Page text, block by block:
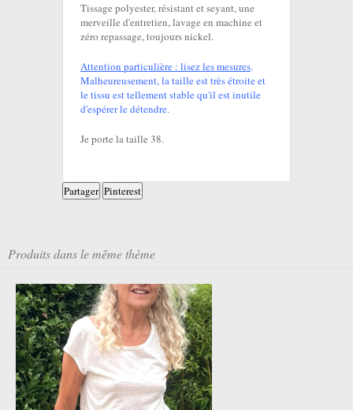
Tissage polyester, résistant et seyant, une
merveille d'entretien, lavage en machine et
zéro repassage, toujours nickel.
Attention particulière : lisez les mesures.
Malheureusement, la taille est très étroite et
le tissu est tellement stable qu'il est inutile
d'espérer le détendre.
Je porte la taille 38.
Partager Pinterest
Produits dans le même thème